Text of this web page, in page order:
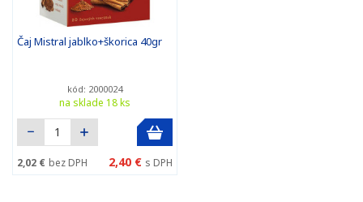
Čaj Mistral jablko+škorica 40gr
kód: 2000024
na sklade 18 ks
2,02 € bez DPH 2,40 € s DPH